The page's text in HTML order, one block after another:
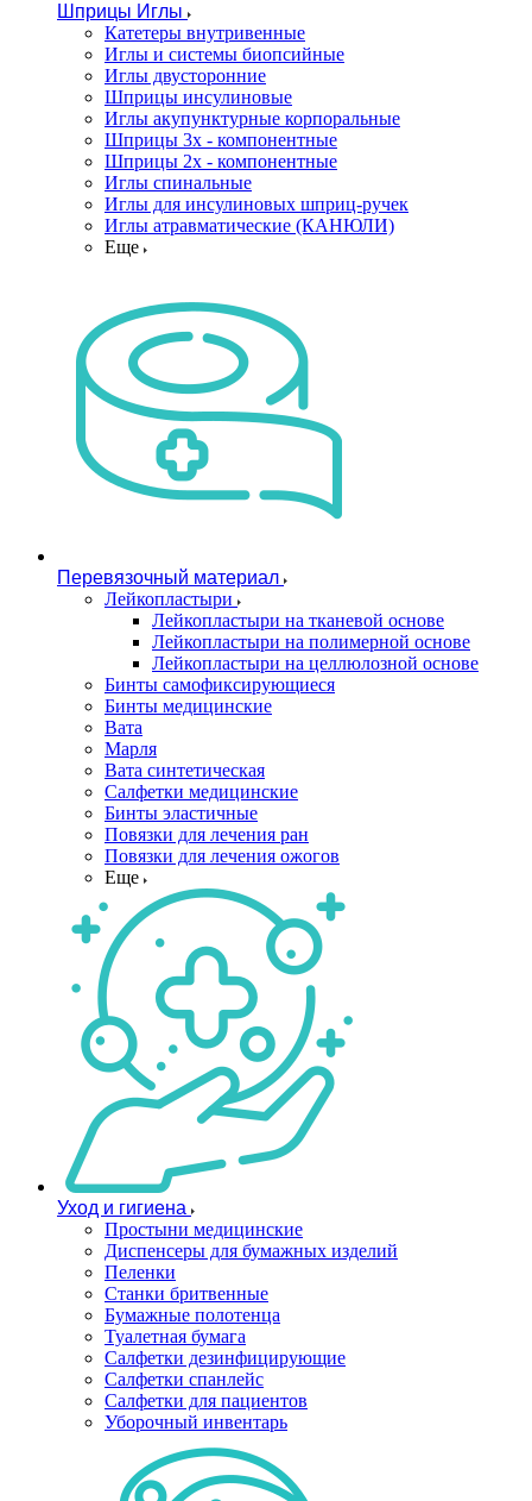
Шприцы Иглы
Катетеры внутривенные
Иглы и системы биопсийные
Иглы двусторонние
Шприцы инсулиновые
Иглы акупунктурные корпоральные
Шприцы 3х - компонентные
Шприцы 2х - компонентные
Иглы спинальные
Иглы для инсулиновых шприц-ручек
Иглы атравматические (КАНЮЛИ)
Еще
Перевязочный материал
Лейкопластыри
Лейкопластыри на тканевой основе
Лейкопластыри на полимерной основе
Лейкопластыри на целлюлозной основе
Бинты самофиксирующиеся
Бинты медицинские
Вата
Марля
Вата синтетическая
Салфетки медицинские
Бинты эластичные
Повязки для лечения ран
Повязки для лечения ожогов
Еще
Уход и гигиена
Простыни медицинские
Диспенсеры для бумажных изделий
Пеленки
Станки бритвенные
Бумажные полотенца
Туалетная бумага
Салфетки дезинфицирующие
Салфетки спанлейс
Салфетки для пациентов
Уборочный инвентарь